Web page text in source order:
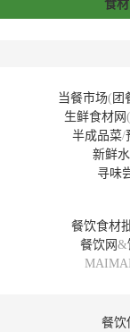
食材
当餐市场( 团
生鲜食材网 (
半成品菜/
新鲜
寻味
餐饮食材
餐饮网 &
餐饮